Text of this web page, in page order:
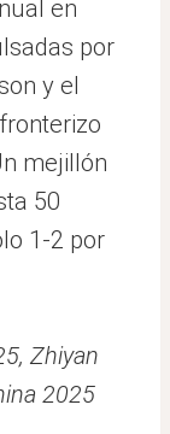
en
por
y el
mejillón
50
1-2 por
Zhiyan
2025